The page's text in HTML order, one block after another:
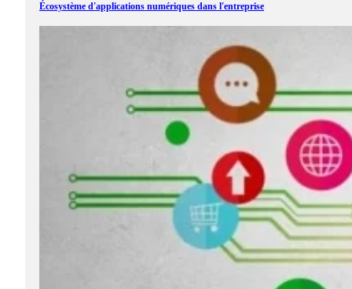
Écosystème d'applications numériques dans l'entreprise